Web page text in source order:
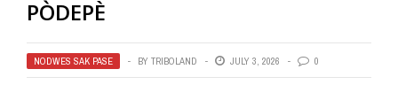
PÒDEPÈ
NODWES SAK PASE BY TRIBOLAND JULY 3, 2026 0